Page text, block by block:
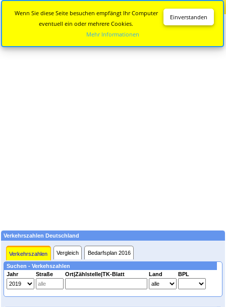
Verkehrszahlen Deutschland
Verkehrszahlen Vergleich Bedarfsplan 2016
Suchen - Verkehszahlen
Jahr
Straße Ort|Zählstelle|TK-Blatt Land BPL
Einverstanden
Wenn Sie diese Seite besuchen empfängt Ihr Computer
eventuell ein oder mehrere Cookies.
Mehr Informationen